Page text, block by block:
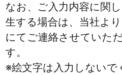
なお、ご入力内容に関
生する場合は、当社よ
にてご連絡させていた
す。
※絵文字は入力しないで